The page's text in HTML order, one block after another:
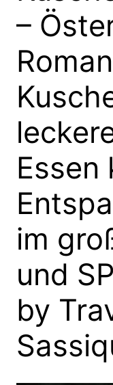
–
Essen
im
und
by